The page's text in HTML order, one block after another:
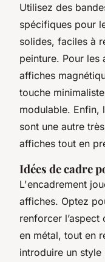
Utilisez des
spécifiques pour
solides, faciles à
peinture. Pour les
affiches
touche
modulable. Enfin,
sont une autre
affiches tout en
Idées de cadre
L'encadrement
affiches. Optez
renforcer
en métal, tout en
introduire un